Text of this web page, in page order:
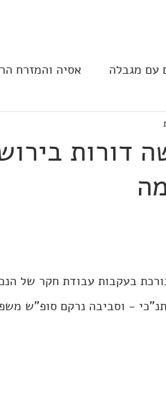
עם מגבלה אסיה והמזרח
בבתי מלון
דורות
בעקבות עבודת חקר של
- וסביבה נרקם סופ"ש